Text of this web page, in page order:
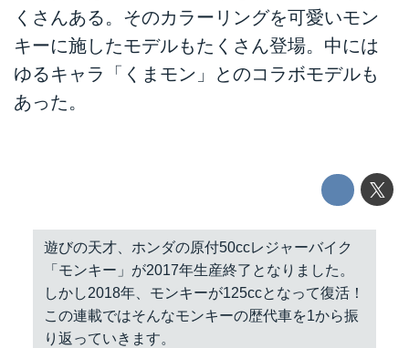
くさんある。そのカラーリングを可愛いモン
キーに施したモデルもたくさん登場。中には
ゆるキャラ「くまモン」とのコラボモデルも
あった。
遊びの天才、ホンダの原付50ccレジャーバイク
「モンキー」が2017年生産終了となりました。
しかし2018年、モンキーが125ccとなって復活！
この連載ではそんなモンキーの歴代車を1から振
り返っていきます。